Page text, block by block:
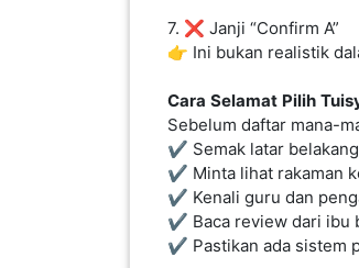
7. ❌ Janji “Confirm A”
👉 Ini bukan realistik
Cara Selamat Pilih
Sebelum daftar mana-
✔️ Semak latar
✔️ Minta lihat rakaman
✔️ Kenali guru dan
✔️ Baca review dari ibu
✔️ Pastikan ada sistem